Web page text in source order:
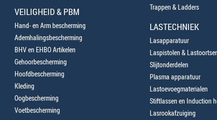
VEILIGHEID & PBM
Hand- en Arm bescherming
Ademhalingsbescherming
BHV en EHBO Artikelen
Gehoorbescherming
Hoofdbescherming
Kleding
Oogbescherming
Voetbescherming
Trappen & Ladders
LASTECHNIEK
Lasapparatuur
Laspistolen &
Slijtonderdelen
Plasma apparatuur
Lastoevoegmaterialen
Stiftlassen en Induction
Lasrookafzuiging